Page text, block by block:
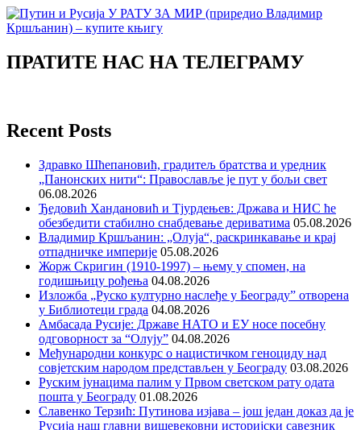
ПРАТИТЕ НАС НА ТЕЛЕГРАМУ
Recent Posts
Здравко Шћепановић, градитељ братства и уредник
„Панонских нити“: Православље је пут у бољи свет
06.08.2026
Ђедовић Хандановић и Тјурдењев: Држава и НИС ће
обезбедити стабилно снабдевање дериватима 05.08.2026
Владимир Кршљанин: „Олуја“, раскринкавање и крај
отпадничке империје 05.08.2026
Жорж Скригин (1910-1997) – њему у спомен, на
годишњицу рођења 04.08.2026
Изложба „Руско културно наслеђе у Београду” отворена
у Библиотеци града 04.08.2026
Амбасада Русије: Државе НАТО и ЕУ носе посебну
одговорност за “Олују” 04.08.2026
Међународни конкурс о нацистичком геноциду над
совјетским народом представљен у Београду 03.08.2026
Руским јунацима палим у Првом светском рату одата
пошта у Београду 01.08.2026
Славенко Терзић: Путинова изјава – још један доказ да је
Русија наш главни вишевековни историјски савезник